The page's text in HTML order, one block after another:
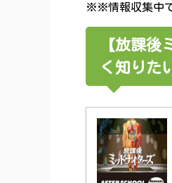
※※情報収集中
【放課
く知りた